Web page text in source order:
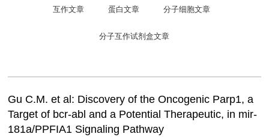
互作文章 蛋白文章 分子细胞文章
分子互作试剂盒文章
Gu C.M. et al: Discovery of the Oncogenic Parp1, a
Target of bcr-abl and a Potential Therapeutic, in mir-
181a/PPFIA1 Signaling Pathway